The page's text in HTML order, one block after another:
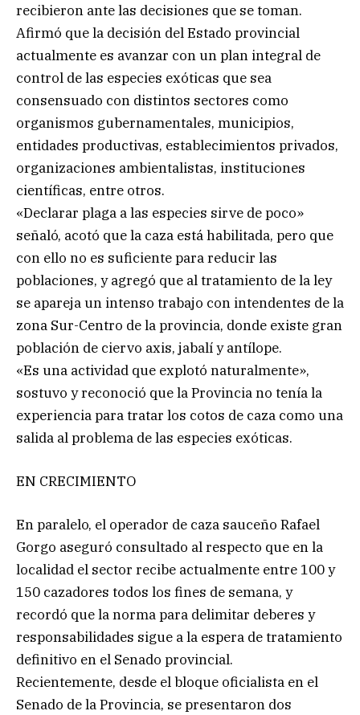
recibieron ante las decisiones que se toman.
Afirmó que la decisión del Estado provincial
actualmente es avanzar con un plan integral de
control de las especies exóticas que sea
consensuado con distintos sectores como
organismos gubernamentales, municipios,
entidades productivas, establecimientos privados,
organizaciones ambientalistas, instituciones
científicas, entre otros.
«Declarar plaga a las especies sirve de poco»
señaló, acotó que la caza está habilitada, pero que
con ello no es suficiente para reducir las
poblaciones, y agregó que al tratamiento de la ley
se apareja un intenso trabajo con intendentes de la
zona Sur-Centro de la provincia, donde existe gran
población de ciervo axis, jabalí y antílope.
«Es una actividad que explotó naturalmente»,
sostuvo y reconoció que la Provincia no tenía la
experiencia para tratar los cotos de caza como una
salida al problema de las especies exóticas.
EN CRECIMIENTO
En paralelo, el operador de caza sauceño Rafael
Gorgo aseguró consultado al respecto que en la
localidad el sector recibe actualmente entre 100 y
150 cazadores todos los fines de semana, y
recordó que la norma para delimitar deberes y
responsabilidades sigue a la espera de tratamiento
definitivo en el Senado provincial.
Recientemente, desde el bloque oficialista en el
Senado de la Provincia, se presentaron dos